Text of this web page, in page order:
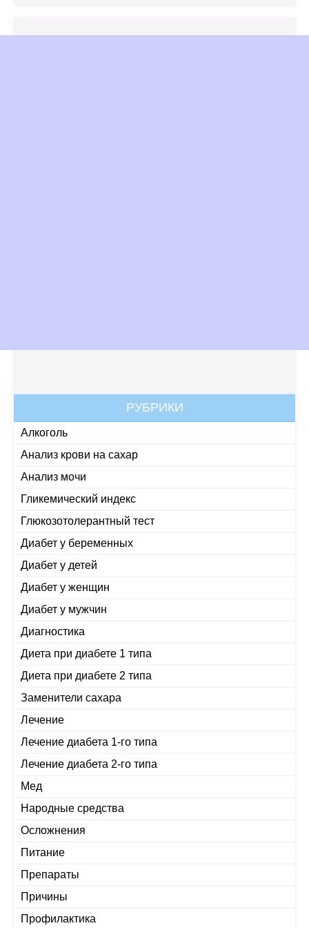
РУБРИКИ
Алкоголь
Анализ крови на сахар
Анализ мочи
Гликемический индекс
Глюкозотолерантный тест
Диабет у беременных
Диабет у детей
Диабет у женщин
Диабет у мужчин
Диагностика
Диета при диабете 1 типа
Диета при диабете 2 типа
Заменители сахара
Лечение
Лечение диабета 1-го типа
Лечение диабета 2-го типа
Мед
Народные средства
Осложнения
Питание
Препараты
Причины
Профилактика